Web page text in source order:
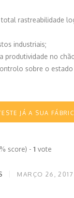
rastreabilidade
industriais;
produtividade no
sobre o estado
JÁ A SUA
% score) - 1 vote
MARÇO 26, 2017